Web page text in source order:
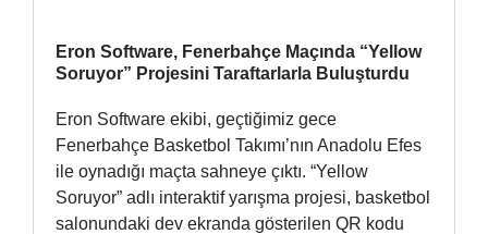
Eron Software, Fenerbahçe Maçında “Yellow
Soruyor” Projesini Taraftarlarla Buluşturdu
Eron Software ekibi, geçtiğimiz gece
Fenerbahçe Basketbol Takımı’nın Anadolu Efes
ile oynadığı maçta sahneye çıktı. “Yellow
Soruyor” adlı interaktif yarışma projesi, basketbol
salonundaki dev ekranda gösterilen QR kodu